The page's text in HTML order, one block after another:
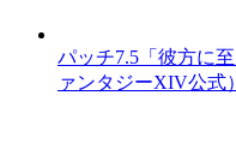
パッチ7.5「彼方に
ァンタジーXIV公式）